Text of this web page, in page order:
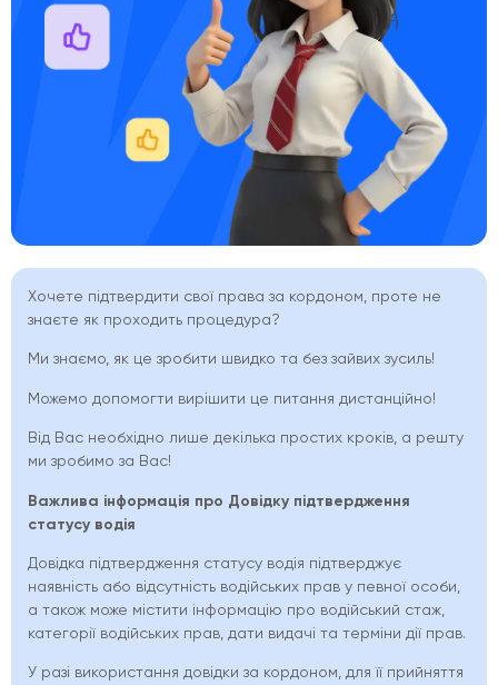
Хочете підтвердити свої права за кордоном, проте не
знаєте як проходить процедура?
Ми знаємо, як це зробити швидко та без зайвих зусиль!
Можемо допомогти вирішити це питання дистанційно!
Від Вас необхідно лише декілька простих кроків, а решту
ми зробимо за Вас!
Важлива інформація про Довідку підтвердження
статусу водія
Довідка підтвердження статусу водія підтверджує
наявність або відсутність водійських прав у певної особи,
а також може містити інформацію про водійський стаж,
категорії водійських прав, дати видачі та терміни дії прав.
У разі використання довідки за кордоном, для її прийняття